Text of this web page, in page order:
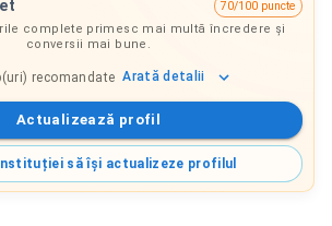
70/100 puncte
complete primesc mai multă încredere și
conversii mai bune.
recomandate Arată detalii
Actualizează profil
să își actualizeze profilul